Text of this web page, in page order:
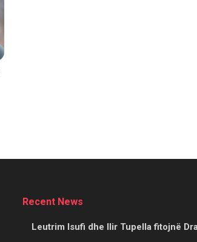
Recent News
Leutrim Isufi dhe Ilir Tupella fitojnë